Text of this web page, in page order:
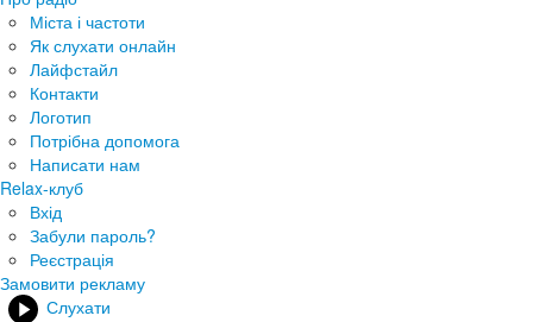
Міста і частоти
Як слухати онлайн
Лайфстайл
Контакти
Логотип
Потрібна допомога
Написати нам
Relax-клуб
Вхід
Забули пароль?
Реєстрація
Замовити рекламу
Слухати